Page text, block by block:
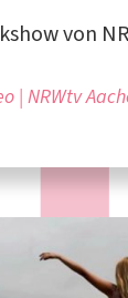
von
NRWtv